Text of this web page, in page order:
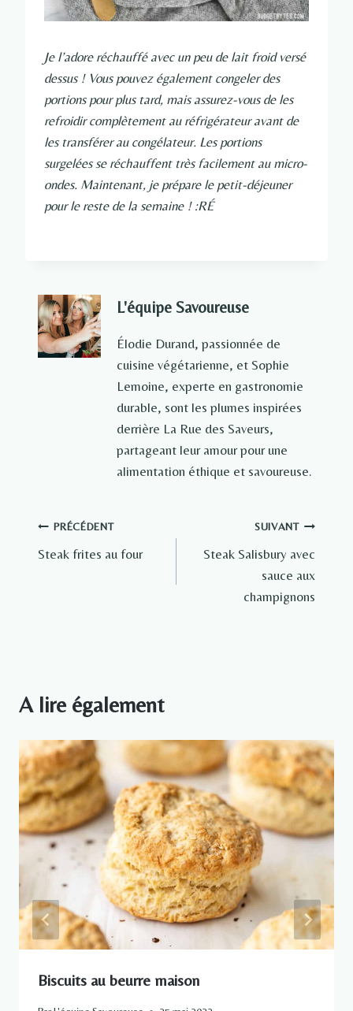
Je l’adore réchauffé avec un peu de lait froid versé
dessus ! Vous pouvez également congeler des
portions pour plus tard, mais assurez-vous de les
refroidir complètement au réfrigérateur avant de
les transférer au congélateur. Les portions
surgelées se réchauffent très facilement au micro-
ondes. Maintenant, je prépare le petit-déjeuner
pour le reste de la semaine ! :RÉ
L'équipe Savoureuse
Élodie Durand, passionnée de
cuisine végétarienne, et Sophie
Lemoine, experte en gastronomie
durable, sont les plumes inspirées
derrière La Rue des Saveurs,
partageant leur amour pour une
alimentation éthique et savoureuse.
Navigation
de
PRÉCÉDENT
Steak frites au four
SUIVANT
Steak Salisbury avec
sauce aux
champignons
A lire également
Biscuits au beurre maison